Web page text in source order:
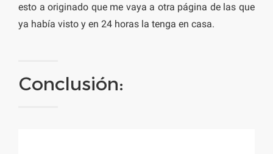
esto a originado que me vaya a otra página de las que
ya había visto y en 24 horas la tenga en casa.
Conclusión: